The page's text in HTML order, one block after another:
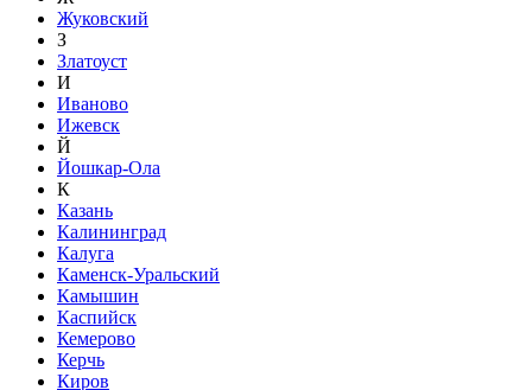
Жуковский
З
Златоуст
И
Иваново
Ижевск
Й
Йошкар-Ола
К
Казань
Калининград
Калуга
Каменск-Уральский
Камышин
Каспийск
Кемерово
Керчь
Киров